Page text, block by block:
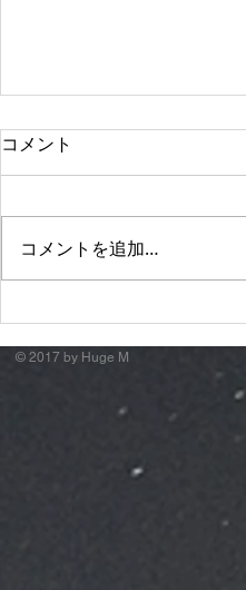
萬月邸 "諸行無常City."
コメント
コメントを追加…
© 2017 by Huge M